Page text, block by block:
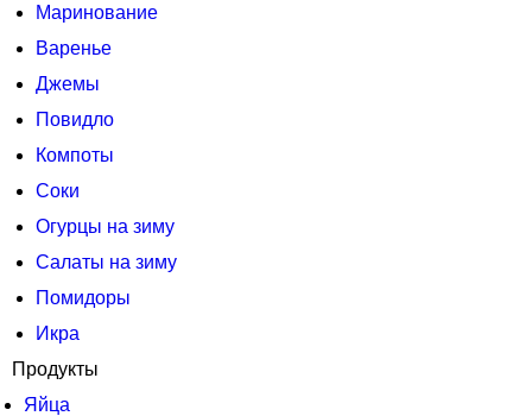
Маринование
Варенье
Джемы
Повидло
Компоты
Соки
Огурцы на зиму
Салаты на зиму
Помидоры
Икра
Продукты
Яйца